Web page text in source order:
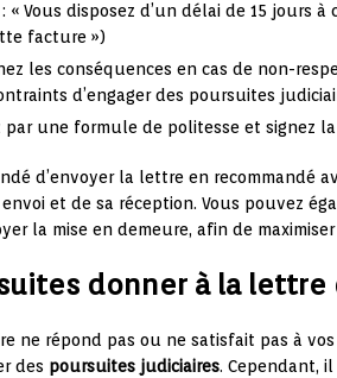
« Vous disposez d’un délai de 15 jours
facture »)
les conséquences en cas de non-
d’engager des poursuites
par une formule de politesse et signez
d’envoyer la lettre en recommandé
et de sa réception. Vous pouvez
la mise en demeure, afin de
donner à la lettre
ne répond pas ou ne satisfait pas à
des poursuites judiciaires. Cependant,